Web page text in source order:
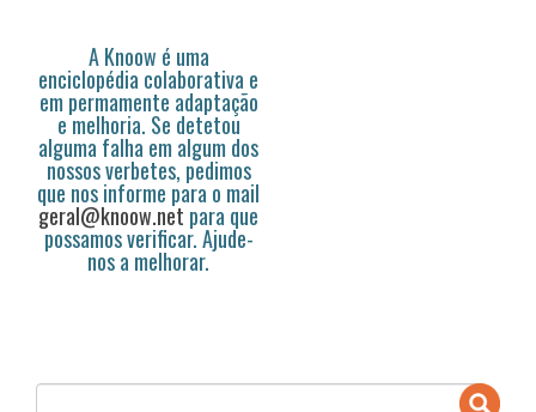
A Knoow é uma
enciclopédia colaborativa e
em permamente adaptação
e melhoria. Se detetou
alguma falha em algum dos
nossos verbetes, pedimos
que nos informe para o mail
geral@knoow.net para que
possamos verificar. Ajude-
nos a melhorar.